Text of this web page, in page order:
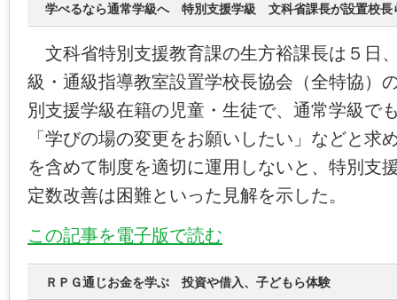
学べるなら通常学級へ 特別支援学級 文科省課長が設置校長
文科省特別支援教育課の生方裕課長は５日
級・通級指導教室設置学校長協会（全特協）
別支援学級在籍の児童・生徒で、通常学級で
「学びの場の変更をお願いしたい」などと求
を含めて制度を適切に運用しないと、特別支
定数改善は困難といった見解を示した。
この記事を電子版で読む
ＲＰＧ通じお金を学ぶ 投資や借入、子どもら体験